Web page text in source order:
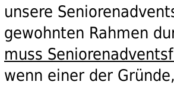
unsere
gewohnten Rahmen
muss
wenn einer der